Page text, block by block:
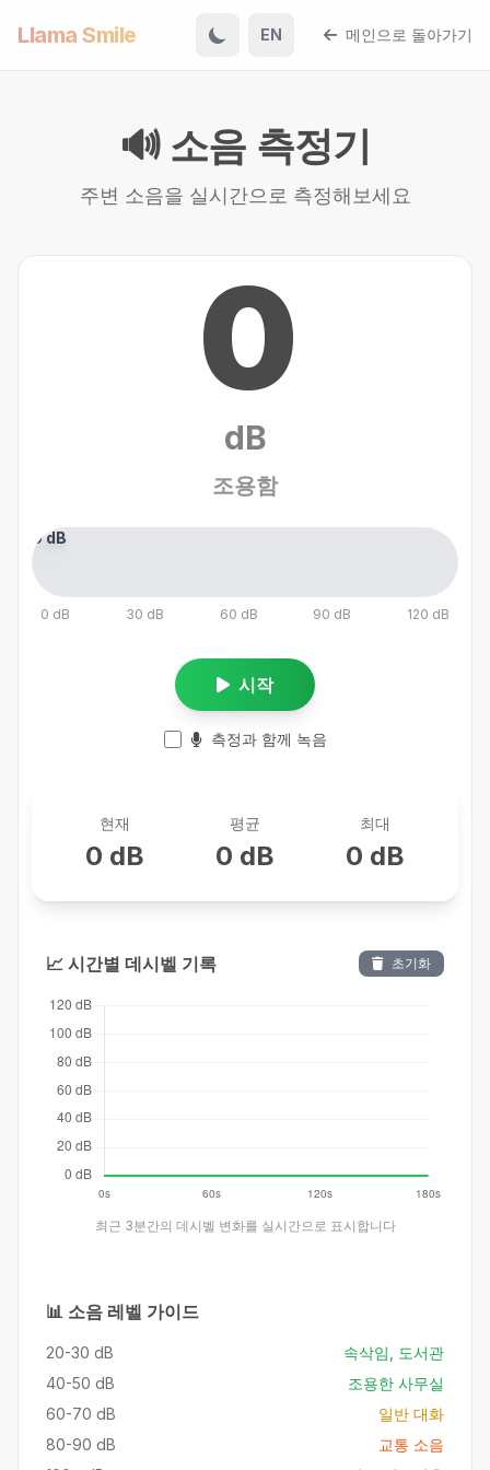
Llama Smile EN 메인으로 돌아가기
🔊 소음 측정기
주변 소음을 실시간으로 측정해보세요
0
dB
조용함
0 dB
0 dB 30 dB 60 dB 90 dB 120 dB
시작
측정과 함께 녹음
현재
0 dB
평균
0 dB
최대
0 dB
📈 시간별 데시벨 기록 초기화
최근 3분간의 데시벨 변화를 실시간으로 표시합니다
📊 소음 레벨 가이드
20-30 dB
속삭임, 도서관
40-50 dB
조용한 사무실
60-70 dB
일반 대화
80-90 dB
교통 소음